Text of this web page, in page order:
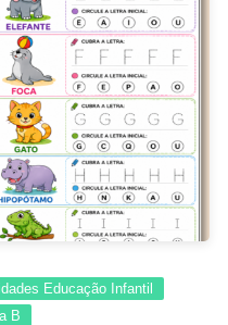
Educação Infantil
B